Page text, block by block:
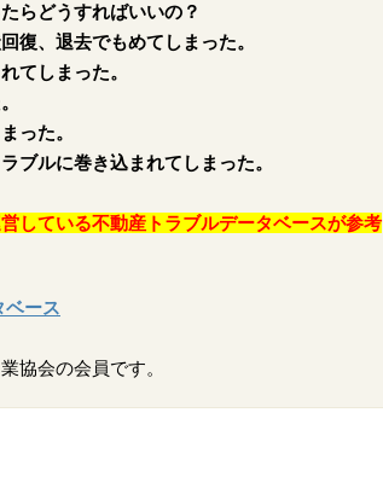
らどうすればいいの？
復、退去でもめてしまった。
てしまった。
った。
ブルに巻き込まれてしまった。
している不動産トラブルデータベースが参考
ベース
協会の会員です。